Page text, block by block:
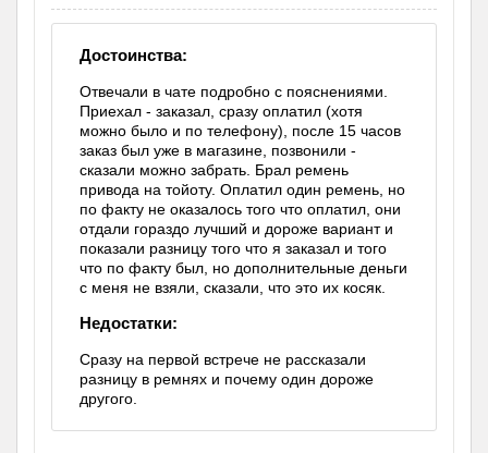
Достоинства:
Отвечали в чате подробно с пояснениями.
Приехал - заказал, сразу оплатил (хотя
можно было и по телефону), после 15 часов
заказ был уже в магазине, позвонили -
сказали можно забрать. Брал ремень
привода на тойоту. Оплатил один ремень, но
по факту не оказалось того что оплатил, они
отдали гораздо лучший и дороже вариант и
показали разницу того что я заказал и того
что по факту был, но дополнительные деньги
с меня не взяли, сказали, что это их косяк.
Недостатки:
Сразу на первой встрече не рассказали
разницу в ремнях и почему один дороже
другого.